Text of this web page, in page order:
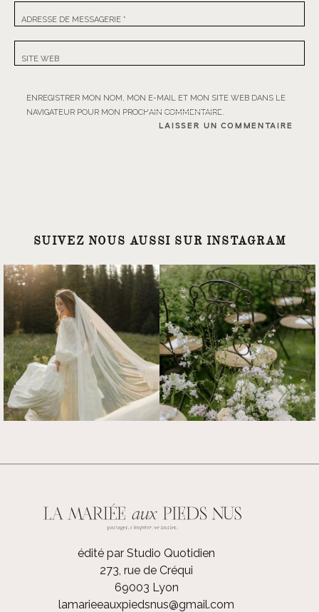
ADRESSE DE MESSAGERIE *
SITE WEB
ENREGISTRER MON NOM, MON E-MAIL ET MON SITE WEB DANS LE
NAVIGATEUR POUR MON PROCHAIN COMMENTAIRE.
SUIVEZ NOUS AUSSI SUR INSTAGRAM
édité par Studio Quotidien
273, rue de Créqui
69003 Lyon
lamarieeauxpiedsnus@gmail.com